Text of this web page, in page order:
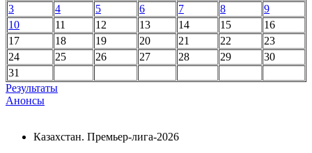
3
4 5 6 7 8
9
10
11 12 13 14 15
16
17
18 19 20 21 22
23
24
25 26 27 28 29
30
31
Результаты
Анонсы
Казахстан. Премьер-лига-2026